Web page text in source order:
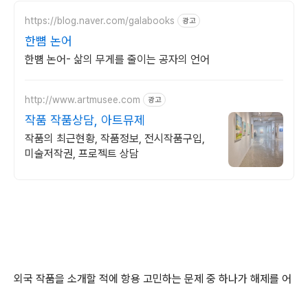
https://blog.naver.com/galabooks 광고
한뼘 논어
한뼘 논어- 삶의 무게를 줄이는 공자의 언어
http://www.artmusee.com 광고
작품 작품상담, 아트뮤제
작품의 최근현황, 작품정보, 전시작품구입,
미술저작권, 프로젝트 상담
외국 작품을 소개할 적에 항용 고민하는 문제 중 하나가 해제를 어